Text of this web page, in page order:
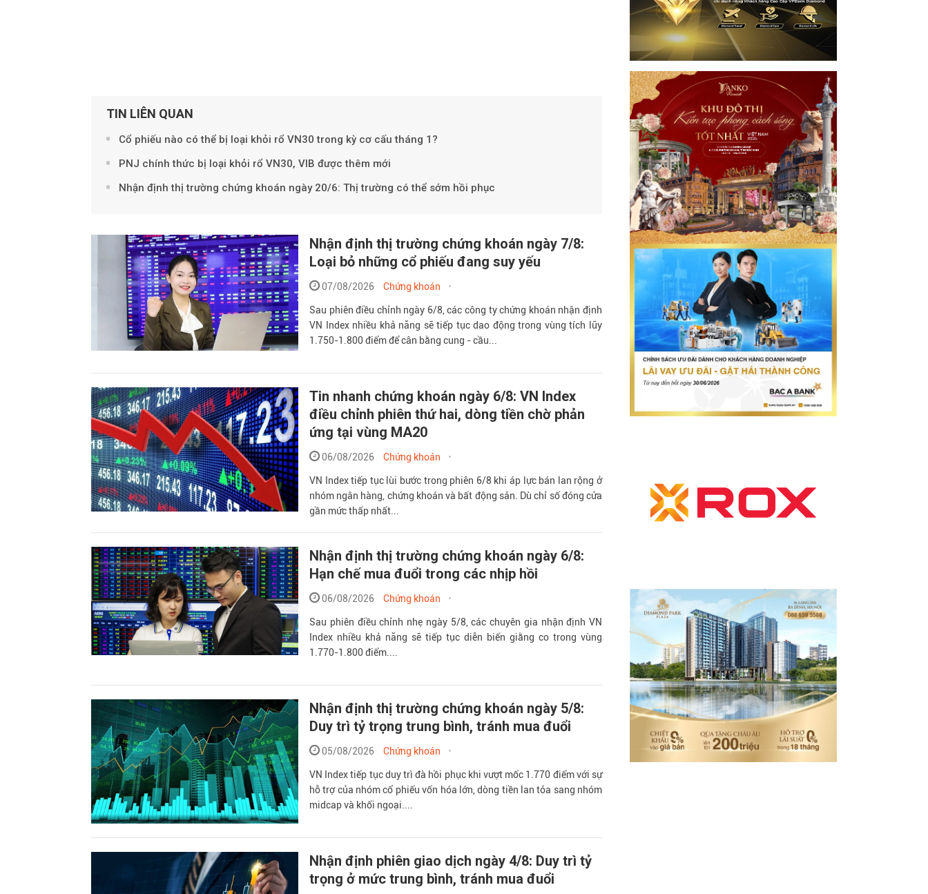
Theo Petrotimes
TIN LIÊN QUAN
Cổ phiếu nào có thể bị loại khỏi rổ VN30 trong kỳ cơ cấu tháng 1?
PNJ chính thức bị loại khỏi rổ VN30, VIB được thêm mới
Nhận định thị trường chứng khoán ngày 20/6: Thị trường có thể sớm hồi phục
Nhận định thị trường chứng khoán ngày 7/8:
Loại bỏ những cổ phiếu đang suy yếu
07/08/2026 Chứng khoán
Sau phiên điều chỉnh ngày 6/8, các công ty chứng khoán nhận định
VN Index nhiều khả năng sẽ tiếp tục dao động trong vùng tích lũy
1.750-1.800 điểm để cân bằng cung - cầu...
Tin nhanh chứng khoán ngày 6/8: VN Index
điều chỉnh phiên thứ hai, dòng tiền chờ phản
ứng tại vùng MA20
06/08/2026 Chứng khoán
VN Index tiếp tục lùi bước trong phiên 6/8 khi áp lực bán lan rộng ở
nhóm ngân hàng, chứng khoán và bất động sản. Dù chỉ số đóng cửa
gần mức thấp nhất...
Nhận định thị trường chứng khoán ngày 6/8:
Hạn chế mua đuổi trong các nhịp hồi
06/08/2026 Chứng khoán
Sau phiên điều chỉnh nhẹ ngày 5/8, các chuyên gia nhận định VN
Index nhiều khả năng sẽ tiếp tục diễn biến giằng co trong vùng
1.770-1.800 điểm....
Nhận định thị trường chứng khoán ngày 5/8:
Duy trì tỷ trọng trung bình, tránh mua đuổi
05/08/2026 Chứng khoán
VN Index tiếp tục duy trì đà hồi phục khi vượt mốc 1.770 điểm với sự
hỗ trợ của nhóm cổ phiếu vốn hóa lớn, dòng tiền lan tỏa sang nhóm
midcap và khối ngoại....
Nhận định phiên giao dịch ngày 4/8: Duy trì tỷ
trọng ở mức trung bình, tránh mua đuổi